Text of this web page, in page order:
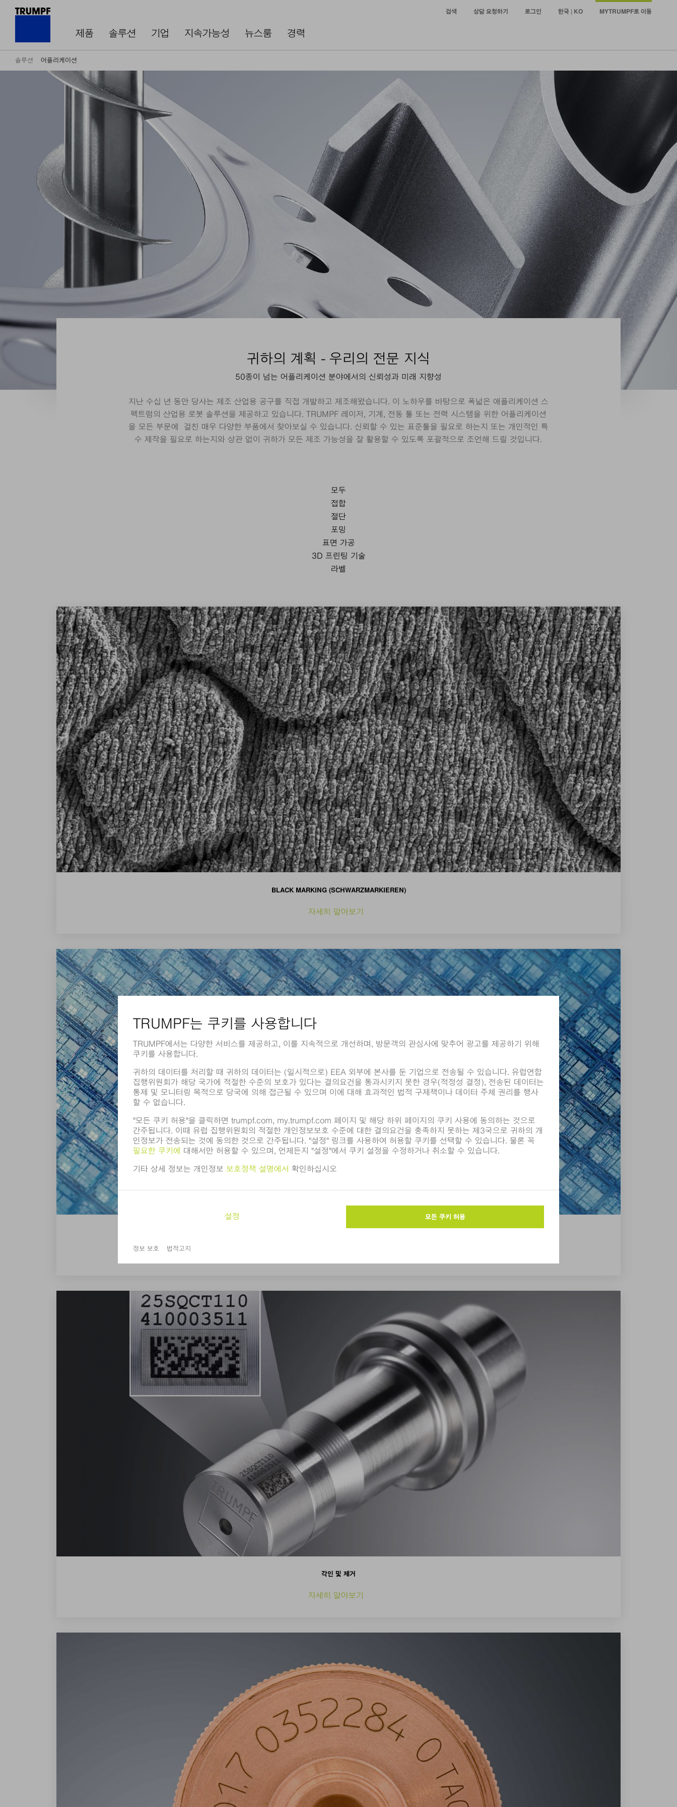
제품 솔루션 기업 지속가능성 뉴스룸 경력
검색 상담 요청하기 로그인 한국 | KO MYTRUMPF로 이동
솔루션 어플리케이션
귀하의 계획 - 우리의 전문 지식
50종이 넘는 어플리케이션 분야에서의 신뢰성과 미래 지향성
지난 수십 년 동안 당사는 제조 산업용 공구를 직접 개발하고 제조해왔습니다. 이 노하우를 바탕으로 폭넓은 애플리케이션 스
펙트럼의 산업용 로봇 솔루션을 제공하고 있습니다. TRUMPF 레이저, 기계, 전동 툴 또는 전력 시스템을 위한 어플리케이션
을 모든 부문에 걸친 매우 다양한 부품에서 찾아보실 수 있습니다. 신뢰할 수 있는 표준툴을 필요로 하는지 또는 개인적인 특
수 제작을 필요로 하는지와 상관 없이 귀하가 모든 제조 가능성을 잘 활용할 수 있도록 포괄적으로 조언해 드릴 것입니다.
BLACK MARKING (SCHWARZMARKIEREN)
자세히 알아보기
각인 및 제거
자세히 알아보기